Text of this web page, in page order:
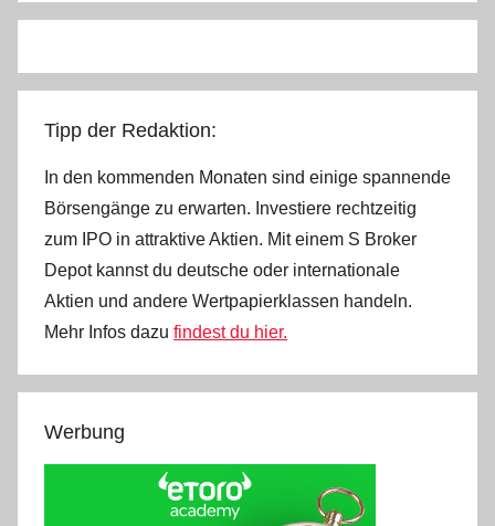
Tipp der Redaktion:
In den kommenden Monaten sind einige spannende
Börsengänge zu erwarten. Investiere rechtzeitig
zum IPO in attraktive Aktien. Mit einem S Broker
Depot kannst du deutsche oder internationale
Aktien und andere Wertpapierklassen handeln.
Mehr Infos dazu findest du hier.
Werbung